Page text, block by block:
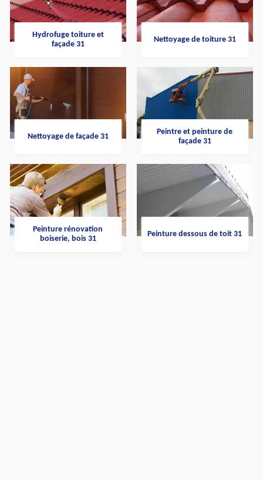
Hydrofuge toiture et
façade 31
Nettoyage de toiture 31
Nettoyage de façade 31
Peintre et peinture de
façade 31
Peinture rénovation
boiserie, bois 31
Peinture dessous de toit 31